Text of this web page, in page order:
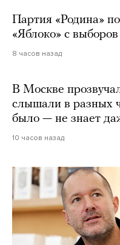
Партия «Родина»
«Яблоко» с
8 часов назад
В Москве
слышали в разных
было — не знает
10 часов назад